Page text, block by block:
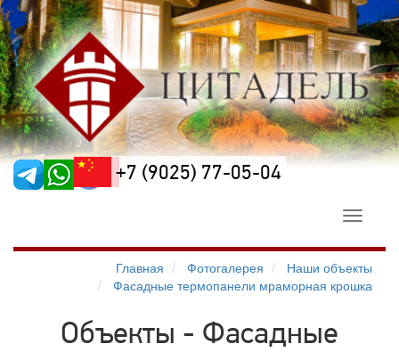
+7 (9025) 77-05-04
Toggle
Главная
Фотогалерея
Наши объекты
Фасадные термопанели мраморная крошка
Объекты - Фасадные